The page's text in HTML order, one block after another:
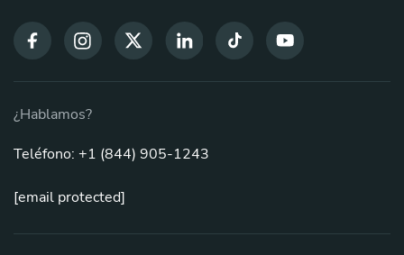
¿Hablamos?
Teléfono: +1 (844) 905-1243
[email protected]